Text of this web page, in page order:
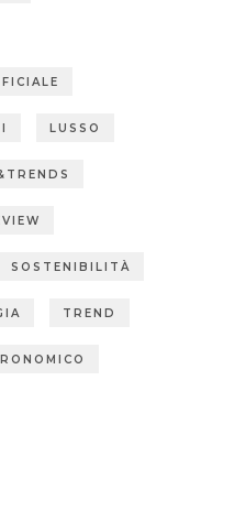
LUSSO
SOSTENIBILITÀ
TREND